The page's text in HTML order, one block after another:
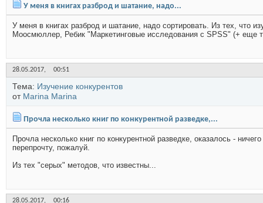
У меня в книгах разброд и шатание, надо...
У меня в книгах разброд и шатание, надо сортировать. Из тех, что
Моосмюллер, Ребик "Маркетинговые исследования с SPSS" (+ еще
28.05.2017, 00:51
Тема: Изучение конкурентов
от Marina Marina
Прочла несколько книг по конкурентной разведке,...
Прочла несколько книг по конкурентной разведке, оказалось -
перепрочту, пожалуй.
Из тех "серых" методов, что известны...
28.05.2017, 00:16